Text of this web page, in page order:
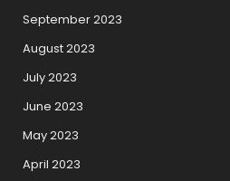
September 2023
August 2023
July 2023
June 2023
May 2023
April 2023